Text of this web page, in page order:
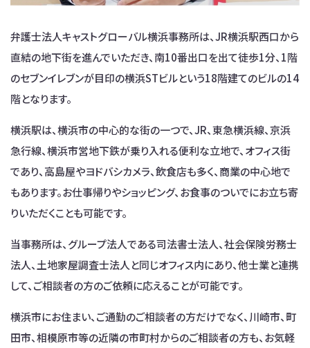
弁護士法人キャストグローバル横浜事務所は、JR横浜駅西口から
直結の地下街を進んでいただき、南10番出口を出て徒歩1分、1階
のセブンイレブンが目印の横浜STビルという18階建てのビルの14
階となります。
横浜駅は、横浜市の中心的な街の一つで、JR、東急横浜線、京浜
急行線、横浜市営地下鉄が乗り入れる便利な立地で、オフィス街
であり、高島屋やヨドバシカメラ、飲食店も多く、商業の中心地で
もあります。お仕事帰りやショッピング、お食事のついでにお立ち寄
りいただくことも可能です。
当事務所は、グループ法人である司法書士法人、社会保険労務士
法人、土地家屋調査士法人と同じオフィス内にあり、他士業と連携
して、ご相談者の方のご依頼に応えることが可能です。
横浜市にお住まい、ご通勤のご相談者の方だけでなく、川崎市、町
田市、相模原市等の近隣の市町村からのご相談者の方も、お気軽